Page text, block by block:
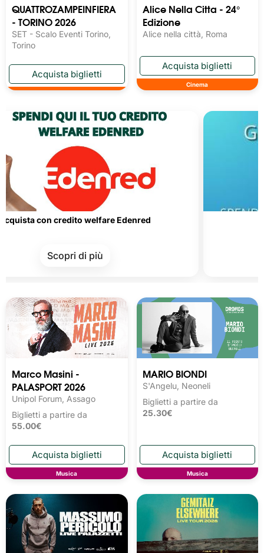
QUATTROZAMPEINFIERA
- TORINO 2026
SET - Scalo Eventi Torino,
Torino
Alice Nella Citta - 24°
Edizione
Alice nella città, Roma
Cinema
Marco Masini -
PALASPORT 2026
Unipol Forum, Assago
Biglietti a partire da
55.00€
Musica
MARIO BIONDI
S'Angelu, Neoneli
Biglietti a partire da
25.30€
Musica
con credito welfare Edenred
Scopri di più